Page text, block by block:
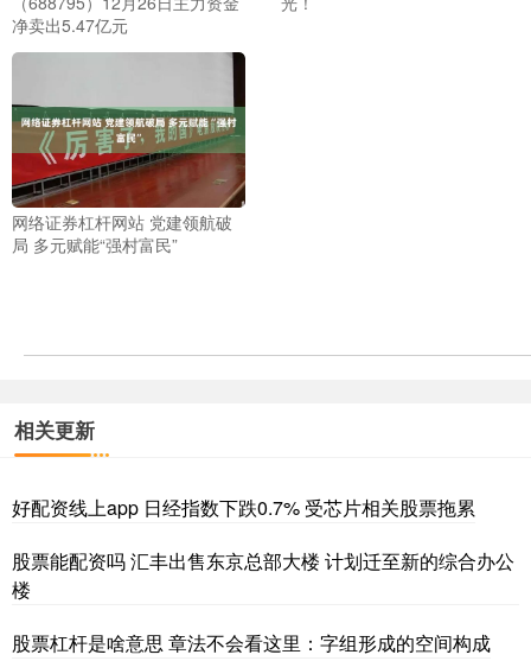
净卖出5.47亿元
网络证券杠杆网站 党建领航破
局 多元赋能“强村富民”
相关更新
好配资线上app 日经指数下跌0.7% 受芯片相关股票拖累
股票能配资吗 汇丰出售东京总部大楼 计划迁至新的综合办公
楼
股票杠杆是啥意思 章法不会看这里：字组形成的空间构成